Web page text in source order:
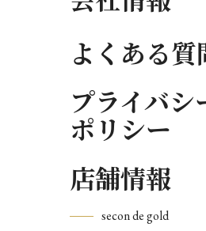
よくある質
プライバシ
ポリシー
店舗情報
secon de gold